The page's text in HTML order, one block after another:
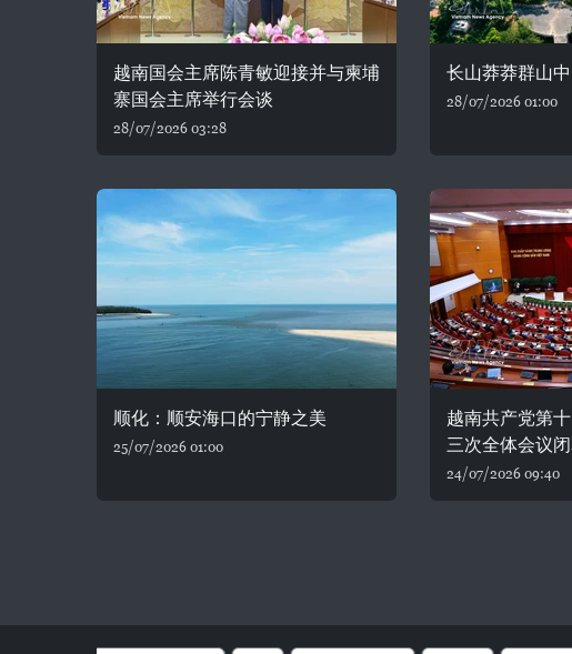
越南国会主席陈青敏迎接并与柬埔
寨国会主席举行会谈
28/07/2026 03:28
长山莽莽群山
28/07/2026 01:00
顺化：顺安海口的宁静之美
25/07/2026 01:00
越南共产党第
三次全体会议
24/07/2026 09:40